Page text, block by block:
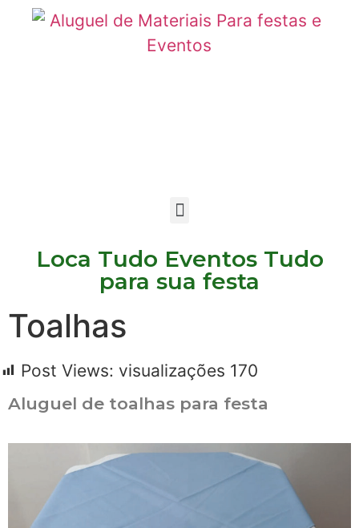
Loca Tudo Eventos Tudo
para sua festa
Toalhas
Post Views: visualizações 170
Aluguel de toalhas para festa